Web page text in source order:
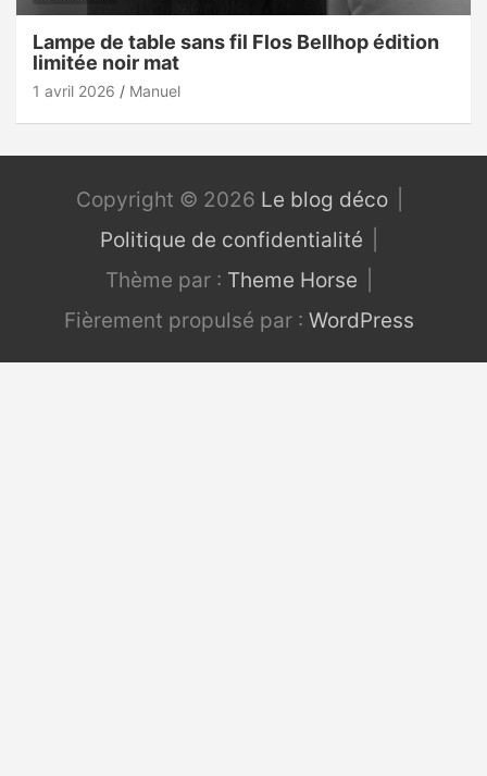
Lampe de table sans fil Flos Bellhop édition
limitée noir mat
1 avril 2026 Manuel
Copyright © 2026 Le blog déco
Politique de confidentialité
Thème par : Theme Horse
Fièrement propulsé par : WordPress